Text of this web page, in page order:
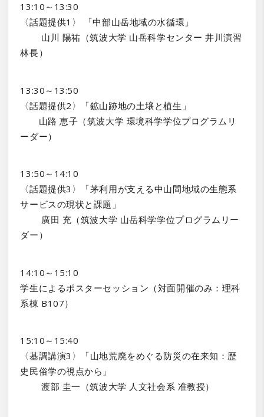
13:10～13:30
〈話題提供1〉 「中部山岳地域の水循環」
山川 陽祐（筑波大学 山岳科学センター 井川演習
林長）
13:30～13:50
〈話題提供2〉「鉱山跡地の土壌と植生」
山路 恵子（筑波大学 環境科学学位プログラムリ
ーダー）
13:50～14:10
〈話題提供3〉「茅利用が支える中山間地域の生態系
サービスの現状と課題」
廣田 充（筑波大学 山岳科学学位プログラムリー
ダー）
14:10～15:10
学生によるポスターセッション（対面開催のみ：理科
系棟 B107）
15:10～15:40
〈基調講演3〉「山地荒廃をめぐる防災の在来知：歴
史民俗学の視点から」
渡部 圭一（筑波大学 人文社会系 准教授）